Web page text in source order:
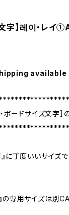
字】레이・レイ
available
ードサイズ文字］
に丁度いいサイズ
の専用サイズは別